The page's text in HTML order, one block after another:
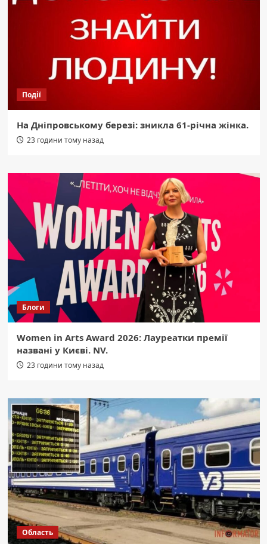
Події
На Дніпровському березі: зникла 61-річна жінка.
23 години тому назад
Блоги
Women in Arts Award 2026: Лауреатки премії
названі у Києві. NV.
23 години тому назад
Область